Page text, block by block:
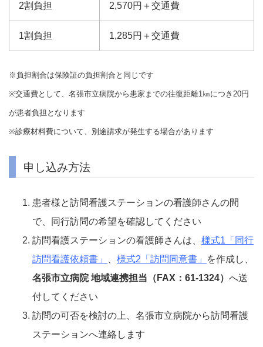
2割負担 2,570円＋交通費
1割負担 1,285円＋交通費
※負担割合は保険証の負担割合と同じです
※交通費として、名張市立病院から患家までの往復距離1㎞につき20円
が患者負担となります
※診療材料費について、別途請求が発生する場合があります
申し込み方法
患者様と訪問看護ステーションの看護師さんの間
で、同行訪問の希望を確認してください
訪問看護ステーションの看護師さんは、 様式1「同行
訪問看護依頼書」
様式2「訪問同意書」
を作成し、
名張市立病院 地域連携担当（FAX：61-1324） へ送
付してください
訪問の可否を検討の上、名張市立病院から訪問看護
ステーションへ連絡します